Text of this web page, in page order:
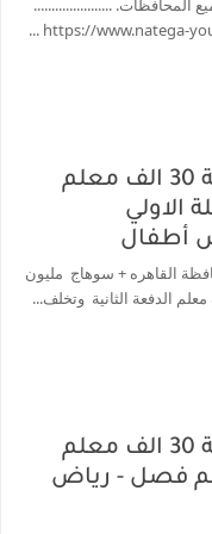
الثانية والثالثة 2%..انخفاض بدرجات القبول بكليات القمه عن العام الماضي
30 الف معلم جميع المحافظات. ......................
كشوف المقبولين في مسابقة 30 الف معلم
الاولي
أطفال
محافظة القاهره + سوهاج مليون
كشوف المقبولين في مسابقة 30 الف معلم
فصل - رياض